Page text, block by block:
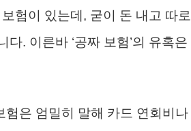
험이 있는데, 굳이 돈 내고 따로
. 이른바 ‘공짜 보험’의 유혹은
은 엄밀히 말해 카드 연회비나